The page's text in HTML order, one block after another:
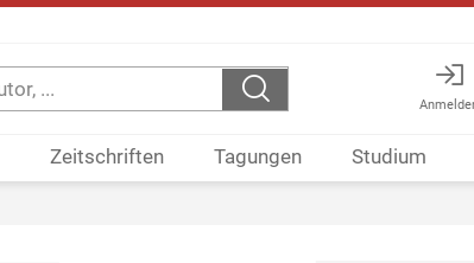
Zeitschriften Tagungen Studium